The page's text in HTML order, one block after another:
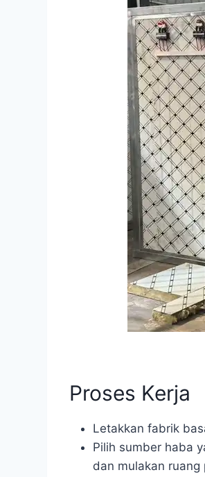
Proses Kerja
Letakkan fabrik
Pilih sumber haba
dan mulakan ruang